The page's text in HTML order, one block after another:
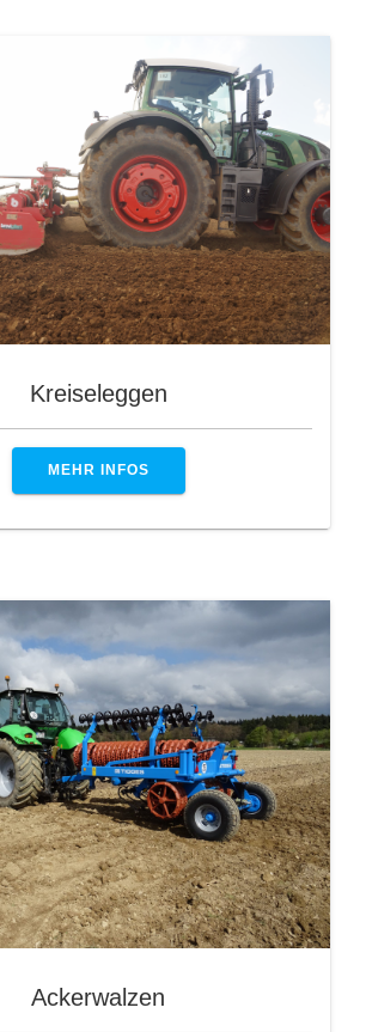
Kreiseleggen
MEHR INFOS
Ackerwalzen